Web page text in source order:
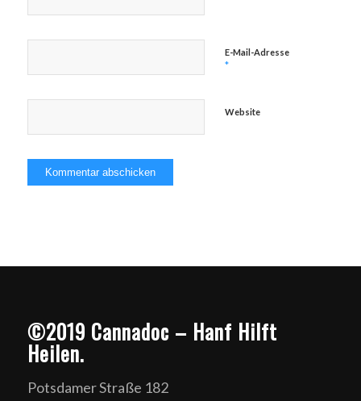
E-Mail-Adresse
*
Website
©2019 Cannadoc – Hanf Hilft
Heilen.
Potsdamer Straße 182